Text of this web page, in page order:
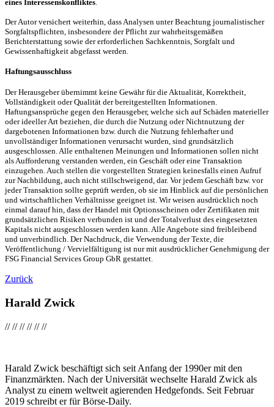
eines Interessenskonfliktes
Der Autor versichert weiterhin, dass Analysen unter Beachtung journalistischer
Sorgfaltspflichten, insbesondere der Pflicht zur wahrheitsgemäßen
Berichterstattung sowie der erforderlichen Sachkenntnis, Sorgfalt und
Gewissenhaftigkeit abgefasst werden.
Haftungsausschluss
Der Herausgeber übernimmt keine Gewähr für die Aktualität, Korrektheit,
Vollständigkeit oder Qualität der bereitgestellten Informationen.
Haftungsansprüche gegen den Herausgeber, welche sich auf Schäden materieller
oder ideeller Art beziehen, die durch die Nutzung oder Nichtnutzung der
dargebotenen Informationen bzw. durch die Nutzung fehlerhafter und
unvollständiger Informationen verursacht wurden, sind grundsätzlich
ausgeschlossen. Alle enthaltenen Meinungen und Informationen sollen nicht
als Aufforderung verstanden werden, ein Geschäft oder eine Transaktion
einzugehen. Auch stellen die vorgestellten Strategien keinesfalls einen Aufruf
zur Nachbildung, auch nicht stillschweigend, dar. Vor jedem Geschäft bzw. vor
jeder Transaktion sollte geprüft werden, ob sie im Hinblick auf die persönlichen
und wirtschaftlichen Verhältnisse geeignet ist. Wir weisen ausdrücklich noch
einmal darauf hin, dass der Handel mit Optionsscheinen oder Zertifikaten mit
grundsätzlichen Risiken verbunden ist und der Totalverlust des eingesetzten
Kapitals nicht ausgeschlossen werden kann. Alle Angebote sind freibleibend
und unverbindlich. Der Nachdruck, die Verwendung der Texte, die
Veröffentlichung / Vervielfältigung ist nur mit ausdrücklicher Genehmigung der
FSG Financial Services Group GbR gestattet.
Zurück
Harald Zwick
////////////
Harald Zwick beschäftigt sich seit Anfang der 1990er mit den
Finanzmärkten. Nach der Universität wechselte Harald Zwick als
Analyst zu einem weltweit agierenden Hedgefonds. Seit Februar
2019 schreibt er für Börse-Daily.